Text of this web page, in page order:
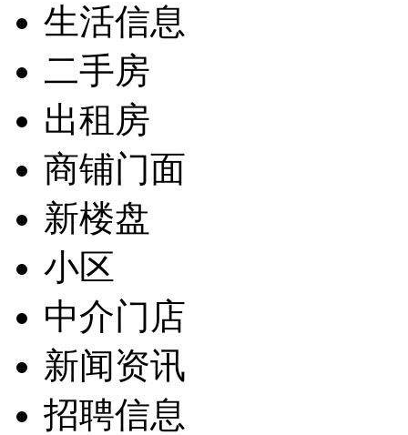
生活信息
二手房
出租房
商铺门面
新楼盘
小区
中介门店
新闻资讯
招聘信息